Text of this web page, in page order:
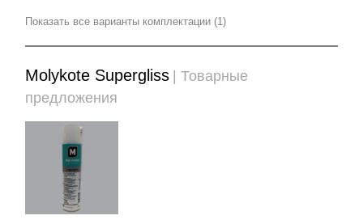
Показать все варианты комплектации (1)
Molykote Supergliss | Товарные
предложения